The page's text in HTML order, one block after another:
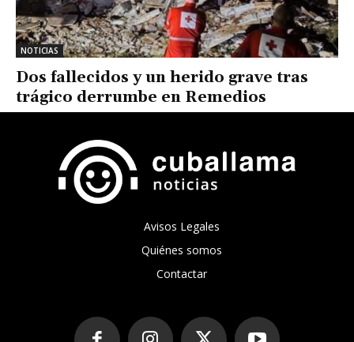
NOTICIAS
Dos fallecidos y un herido grave tras
trágico derrumbe en Remedios
Avisos Legales
Quiénes somos
Contactar